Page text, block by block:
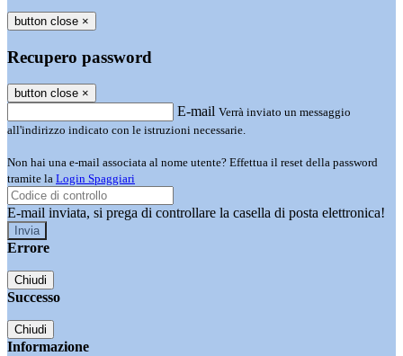
button close ×
Recupero password
button close ×
E-mail Verrà inviato un messaggio
all'indirizzo indicato con le istruzioni necessarie.
Non hai una e-mail associata al nome utente? Effettua il reset della password
tramite la Login Spaggiari
E-mail inviata, si prega di controllare la casella di posta elettronica!
Errore
Chiudi
Successo
Chiudi
Informazione